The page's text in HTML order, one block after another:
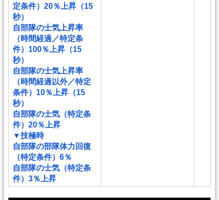
定条件）20％上昇（15
秒）
自部隊の士気上昇率
（時間経過／特定条
件）100％上昇（15
秒）
自部隊の士気上昇率
（時間経過以外／特定
条件）10％上昇（15
秒）
自部隊の士気（特定条
件）20％上昇
▼技極時
自部隊の部隊体力回復
（特定条件）6％
自部隊の士気（特定条
件）3％上昇